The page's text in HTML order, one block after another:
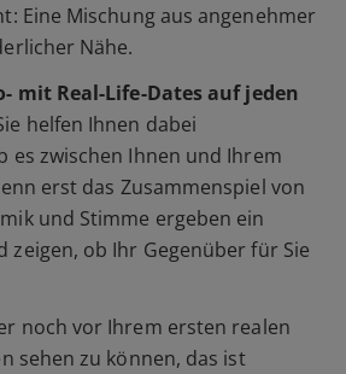
Eine Mischung aus angenehmer
Nähe.
mit Real-Life-Dates auf jeden
helfen Ihnen dabei
es zwischen Ihnen und Ihrem
erst das Zusammenspiel von
und Stimme ergeben ein
zeigen, ob Ihr Gegenüber für Sie
noch vor Ihrem ersten realen
sehen zu können, das ist